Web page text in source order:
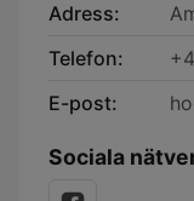
Adress:
Telefon:
E-post:
Sociala